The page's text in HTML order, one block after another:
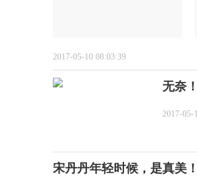
2017-05-10 08:03:39
无奈
2017-05-
宋丹丹年轻时候，是真美！